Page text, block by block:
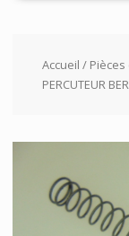
Accueil /
PERCUTEUR